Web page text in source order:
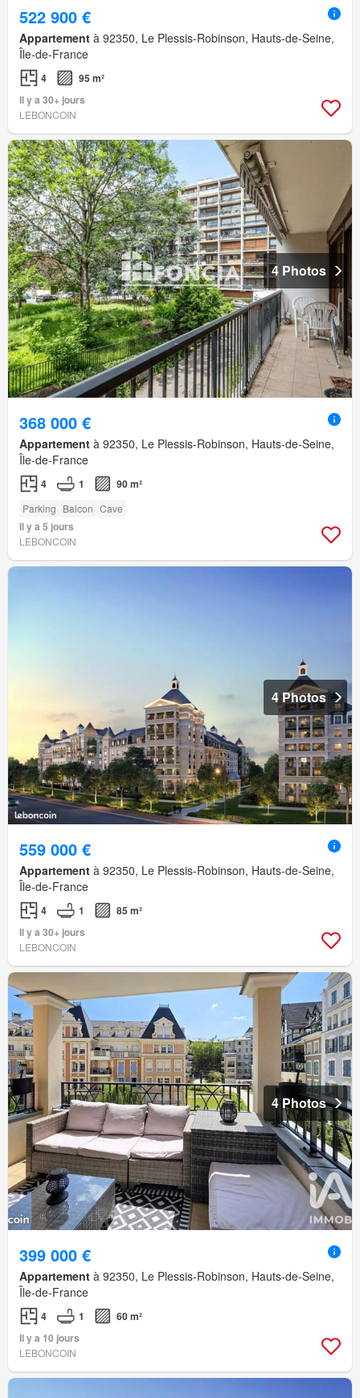
522 900 €
Appartement à 92350, Le Plessis-Robinson, Hauts-de-Seine,
Île-de-France
4
95 m²
Il y a 30+ jours
LEBONCOIN
4 Photos
368 000 €
Appartement à 92350, Le Plessis-Robinson, Hauts-de-Seine,
Île-de-France
4 1 90 m²
Parking Balcon Cave
Il y a 5 jours
LEBONCOIN
4 Photos
559 000 €
Appartement à 92350, Le Plessis-Robinson, Hauts-de-Seine,
Île-de-France
4 1
85 m²
Il y a 30+ jours
LEBONCOIN
4 Photos
399 000 €
Appartement à 92350, Le Plessis-Robinson, Hauts-de-Seine,
Île-de-France
4 1
60 m²
Il y a 10 jours
LEBONCOIN